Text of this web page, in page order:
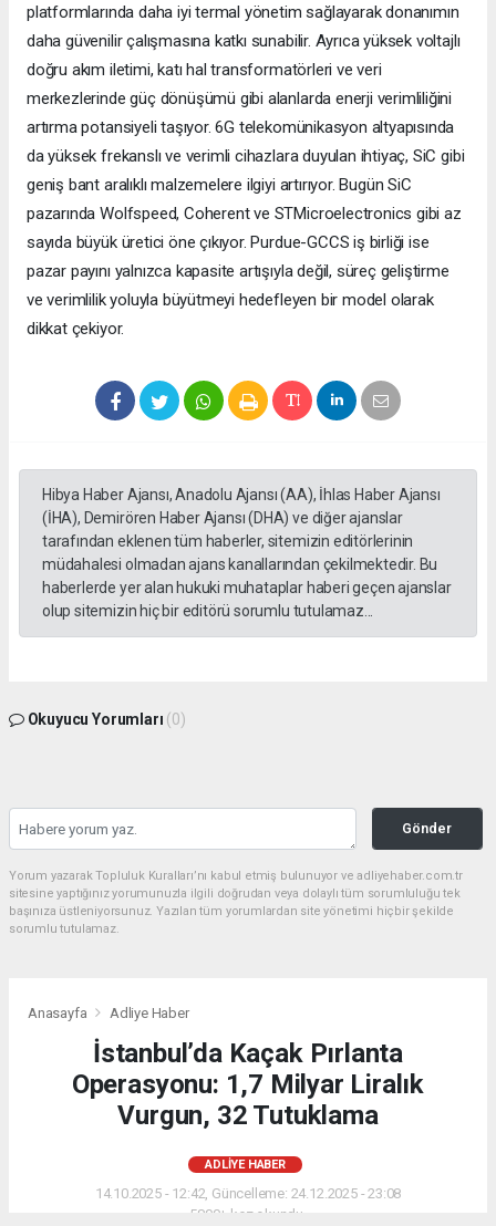
platformlarında daha iyi termal yönetim sağlayarak donanımın
daha güvenilir çalışmasına katkı sunabilir. Ayrıca yüksek voltajlı
doğru akım iletimi, katı hal transformatörleri ve veri
merkezlerinde güç dönüşümü gibi alanlarda enerji verimliliğini
artırma potansiyeli taşıyor. 6G telekomünikasyon altyapısında
da yüksek frekanslı ve verimli cihazlara duyulan ihtiyaç, SiC gibi
geniş bant aralıklı malzemelere ilgiyi artırıyor. Bugün SiC
pazarında Wolfspeed, Coherent ve STMicroelectronics gibi az
sayıda büyük üretici öne çıkıyor. Purdue-GCCS iş birliği ise
pazar payını yalnızca kapasite artışıyla değil, süreç geliştirme
ve verimlilik yoluyla büyütmeyi hedefleyen bir model olarak
dikkat çekiyor.
Hibya Haber Ajansı, Anadolu Ajansı (AA), İhlas Haber Ajansı
(İHA), Demirören Haber Ajansı (DHA) ve diğer ajanslar
tarafından eklenen tüm haberler, sitemizin editörlerinin
müdahalesi olmadan ajans kanallarından çekilmektedir. Bu
haberlerde yer alan hukuki muhataplar haberi geçen ajanslar
olup sitemizin hiç bir editörü sorumlu tutulamaz...
Okuyucu Yorumları (0)
Gönder
Yorum yazarak Topluluk Kuralları’nı kabul etmiş bulunuyor ve adliyehaber.com.tr
sitesine yaptığınız yorumunuzla ilgili doğrudan veya dolaylı tüm sorumluluğu tek
başınıza üstleniyorsunuz. Yazılan tüm yorumlardan site yönetimi hiçbir şekilde
sorumlu tutulamaz.
Anasayfa Adliye Haber
İstanbul’da Kaçak Pırlanta
Operasyonu: 1,7 Milyar Liralık
Vurgun, 32 Tutuklama
ADLIYE HABER
14.10.2025 - 12:42, Güncelleme: 24.12.2025 - 23:08
5800+ kez okundu.